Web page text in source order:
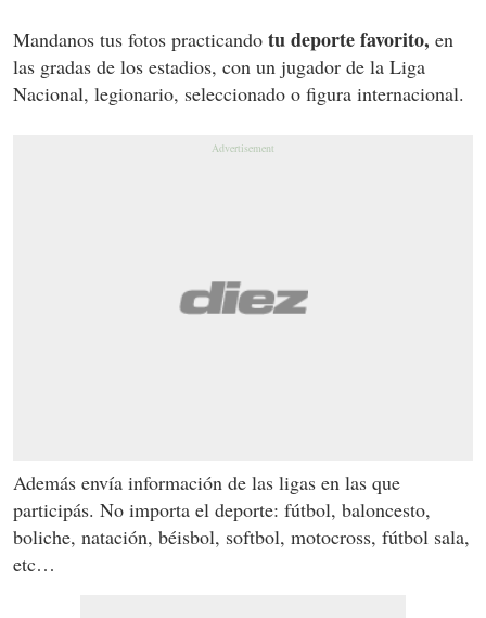
Mandanos tus fotos practicando tu deporte favorito, en
las gradas de los estadios, con un jugador de la Liga
Nacional, legionario, seleccionado o figura internacional.
Además envía información de las ligas en las que
participás. No importa el deporte: fútbol, baloncesto,
boliche, natación, béisbol, softbol, motocross, fútbol sala,
etc…